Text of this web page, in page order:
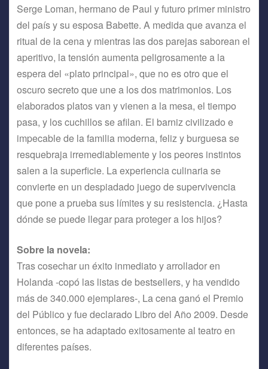
Serge Loman, hermano de Paul y futuro primer ministro
del país y su esposa Babette. A medida que avanza el
ritual de la cena y mientras las dos parejas saborean el
aperitivo, la tensión aumenta peligrosamente a la
espera del «plato principal», que no es otro que el
oscuro secreto que une a los dos matrimonios. Los
elaborados platos van y vienen a la mesa, el tiempo
pasa, y los cuchillos se afilan. El barniz civilizado e
impecable de la familia moderna, feliz y burguesa se
resquebraja irremediablemente y los peores instintos
salen a la superficie. La experiencia culinaria se
convierte en un despiadado juego de supervivencia
que pone a prueba sus límites y su resistencia. ¿Hasta
dónde se puede llegar para proteger a los hijos?
Sobre la novela:
Tras cosechar un éxito inmediato y arrollador en
Holanda -copó las listas de bestsellers, y ha vendido
más de 340.000 ejemplares-, La cena ganó el Premio
del Público y fue declarado Libro del Año 2009. Desde
entonces, se ha adaptado exitosamente al teatro en
diferentes países.